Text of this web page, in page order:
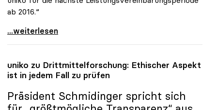
ab 2016.“
uniko pocht auf zusätzliche Milliarde für die
...weiterlesen
uniko zu Drittmittelforschung: Ethischer Aspekt
ist in jedem Fall zu prüfen
Präsident Schmidinger spricht sich